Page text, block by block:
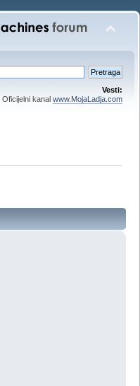
Vesti:
Oficijelni kanal www.MojaLadja.com